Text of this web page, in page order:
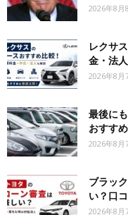
2026年8月
レクサ
金・法
2026年8月
最後に
おすす
2026年8月
ブラッ
い？口
2026年8月